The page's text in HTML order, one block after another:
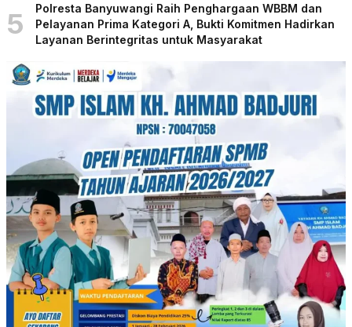
5
Polresta Banyuwangi Raih Penghargaan WBBM dan
Pelayanan Prima Kategori A, Bukti Komitmen Hadirkan
Layanan Berintegritas untuk Masyarakat